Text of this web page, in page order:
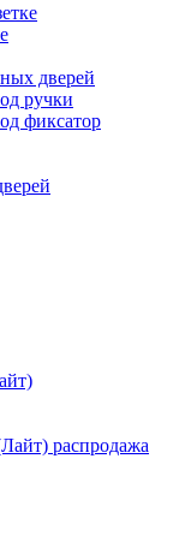
дверей
ручки
фиксатор
распродажа